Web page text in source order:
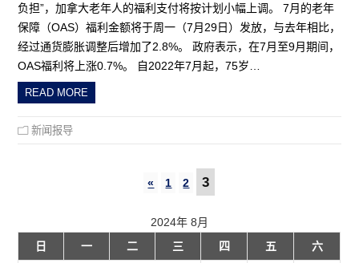
负担”，加拿大老年人的福利支付将按计划小幅上调。 7月的老年
保障（OAS）福利金额将于周一（7月29日）发放，与去年相比，
经过通货膨胀调整后增加了2.8%。 政府表示，在7月至9月期间，
OAS福利将上涨0.7%。 自2022年7月起，75岁…
READ MORE
新闻报导
« 1 2 3
2024年 8月
日
一 二 三 四 五 六